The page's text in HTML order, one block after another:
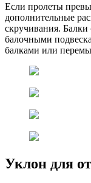
Если пролеты
дополнительные
скручивания.
балочными
балками или
Уклон для